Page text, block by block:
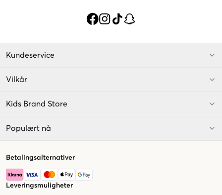
Kundeservice
Vilkår
Kids Brand Store
Populært nå
Betalingsalternativer
Leveringsmuligheter